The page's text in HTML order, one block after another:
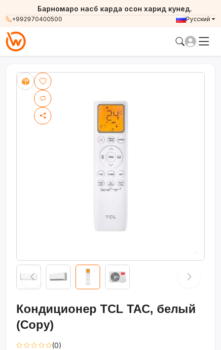
+992970400500
Барномаро насб карда осон харид кунед.
Русский
Кондиционер TCL TAC, белый
(Copy)
(0)